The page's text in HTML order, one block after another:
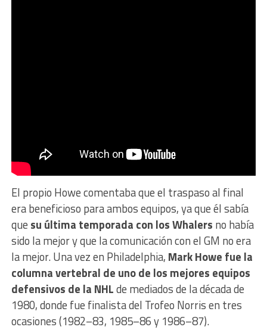
El propio Howe comentaba que el traspaso al final
era beneficioso para ambos equipos, ya que él sabía
que su última temporada con los Whalers no había
sido la mejor y que la comunicación con el GM no era
la mejor. Una vez en Philadelphia, Mark Howe fue la
columna vertebral de uno de los mejores equipos
defensivos de la NHLde mediados de la década de
1980, donde fue finalista del Trofeo Norris en tres
ocasiones (1982–83, 1985–86 y 1986–87).